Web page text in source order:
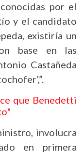
por el
y el candidato
existiría un
base en las
Castañeda
que Benedetti
involucra
en primera